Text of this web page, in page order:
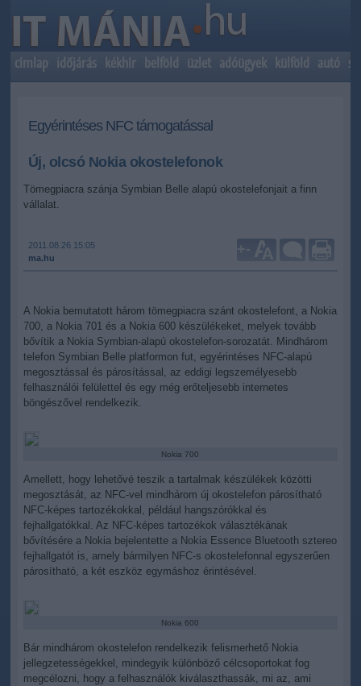
címlap időjárás kékhír belföld üzlet adóügyek külföld autó
Egyérintéses NFC támogatással
Új, olcsó Nokia okostelefonok
Tömegpiacra szánja Symbian Belle alapú okostelefonjait a finn
vállalat.
2011.08.26 15:05
ma.hu
+-
A Nokia bemutatott három tömegpiacra szánt okostelefont, a Nokia
700, a Nokia 701 és a Nokia 600 készülékeket, melyek tovább
bővítik a Nokia Symbian-alapú okostelefon-sorozatát. Mindhárom
telefon Symbian Belle platformon fut, egyérintéses NFC-alapú
megosztással és párosítással, az eddigi legszemélyesebb
felhasználói felülettel és egy még erőteljesebb internetes
böngészővel rendelkezik.
Nokia 700
Amellett, hogy lehetővé teszik a tartalmak készülékek közötti
megosztását, az NFC-vel mindhárom új okostelefon párosítható
NFC-képes tartozékokkal, például hangszórókkal és
fejhallgatókkal. Az NFC-képes tartozékok választékának
bővítésére a Nokia bejelentette a Nokia Essence Bluetooth sztereo
fejhallgatót is, amely bármilyen NFC-s okostelefonnal egyszerűen
párosítható, a két eszköz egymáshoz érintésével.
Nokia 600
Bár mindhárom okostelefon rendelkezik felismerhető Nokia
jellegzetességekkel, mindegyik különböző célcsoportokat fog
megcélozni, hogy a felhasználók kiválaszthassák, mi az, ami